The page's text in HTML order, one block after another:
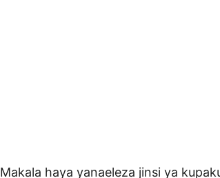
Makala haya yanaeleza jinsi ya